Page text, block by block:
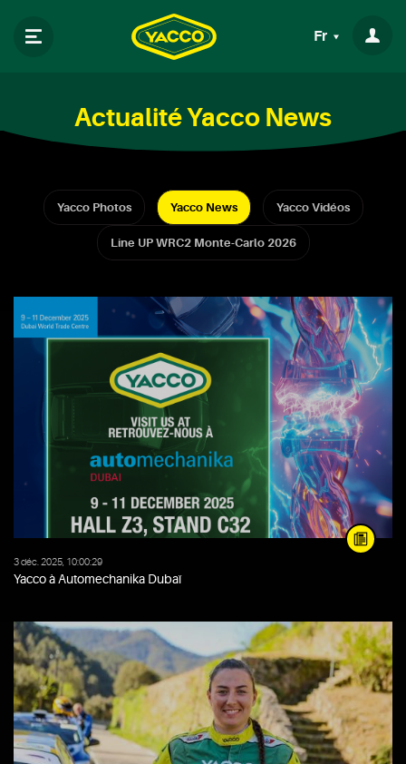
Fr
Actualité Yacco News
Yacco Photos Yacco News Yacco Vidéos
Line UP WRC2 Monte-Carlo 2026
3 déc. 2025, 10:00:29
Yacco à Automechanika Dubaï